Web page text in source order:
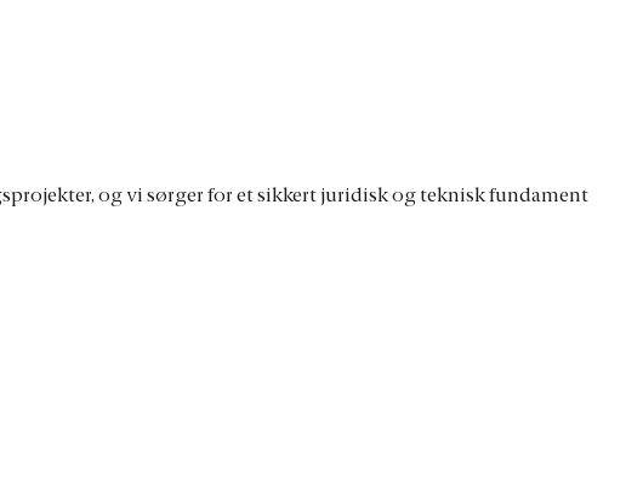
og vi sørger for et sikkert juridisk og teknisk fundament